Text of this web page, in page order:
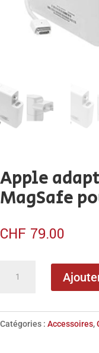
Apple
MagSafe
CHF 79.00
adaptateur
Catégories : Accessoires,